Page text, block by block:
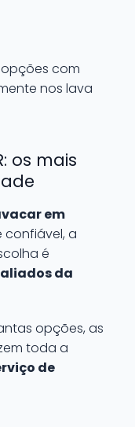
opções com
nos lava
os mais
em
confiável, a
é
da
opções, as
toda a
de